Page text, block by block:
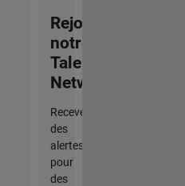
Rejoignez
notre
Talent
Network
Recevez
des
alertes
pour
des